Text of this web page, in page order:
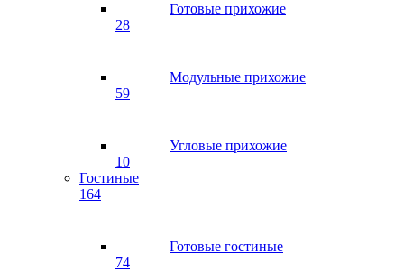
Готовые прихожие
28
Модульные прихожие
59
Угловые прихожие
10
Гостиные
164
Готовые гостиные
74